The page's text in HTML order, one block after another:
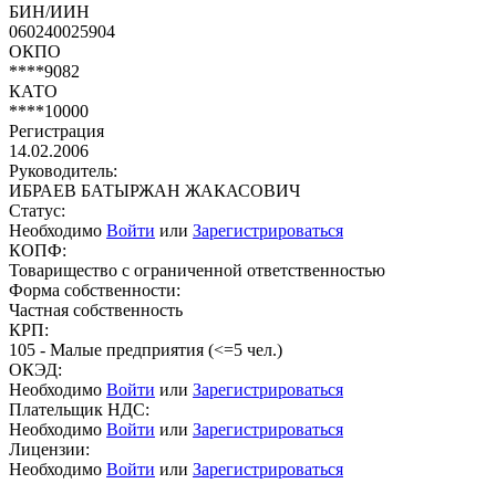
БИН/ИИН
060240025904
ОКПО
****9082
КАТО
****10000
Регистрация
14.02.2006
Руководитель:
ИБРАЕВ БАТЫРЖАН ЖАКАСОВИЧ
Статус:
Необходимо Войти или Зарегистрироваться
КОПФ:
Товарищество с ограниченной ответственностью
Форма собственности:
Частная собственность
КРП:
105 - Малые предприятия (<=5 чел.)
ОКЭД:
Необходимо Войти или Зарегистрироваться
Плательщик НДС:
Необходимо Войти или Зарегистрироваться
Лицензии:
Необходимо Войти или Зарегистрироваться